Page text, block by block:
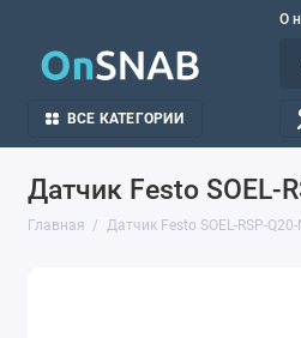
О
ВСЕ КАТЕГОРИИ
Датчик Festo SOEL-
Главная Датчик Festo SOEL-RSP-